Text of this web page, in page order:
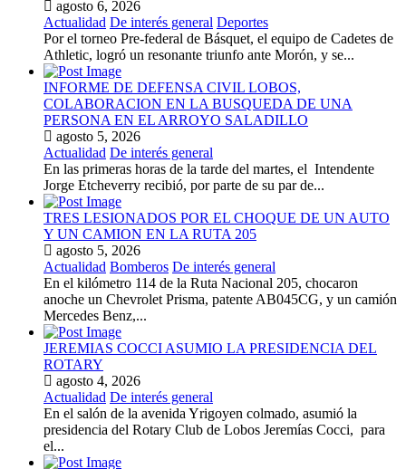
agosto 6, 2026
Actualidad De interés general Deportes
Por el torneo Pre-federal de Básquet, el equipo de Cadetes de
Athletic, logró un resonante triunfo ante Morón, y se...
INFORME DE DEFENSA CIVIL LOBOS,
COLABORACION EN LA BUSQUEDA DE UNA
PERSONA EN EL ARROYO SALADILLO
agosto 5, 2026
Actualidad De interés general
En las primeras horas de la tarde del martes, el Intendente
Jorge Etcheverry recibió, por parte de su par de...
TRES LESIONADOS POR EL CHOQUE DE UN AUTO
Y UN CAMION EN LA RUTA 205
agosto 5, 2026
Actualidad Bomberos De interés general
En el kilómetro 114 de la Ruta Nacional 205, chocaron
anoche un Chevrolet Prisma, patente AB045CG, y un camión
Mercedes Benz,...
JEREMIAS COCCI ASUMIO LA PRESIDENCIA DEL
ROTARY
agosto 4, 2026
Actualidad De interés general
En el salón de la avenida Yrigoyen colmado, asumió la
presidencia del Rotary Club de Lobos Jeremías Cocci, para
el...